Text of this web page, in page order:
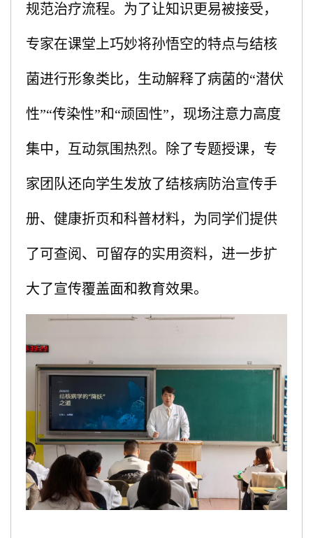
规范治疗流程。为了让知识更易被接受，
专家在课堂上巧妙将孙悟空的特点与结核
菌进行形象类比，生动解释了病菌的“潜伏
性”“传染性”和“顽固性”，现场注意力高度
集中，互动氛围热烈。除了专题授课，专
家团队还向学生发放了结核病防治宣传手
册、健康折页和科普材料，为同学们提供
了可查阅、可留存的实用资料，进一步扩
大了宣传覆盖面和教育效果。